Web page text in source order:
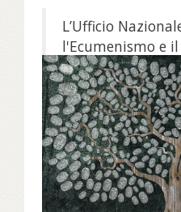
confronti.net...
L’Ufficio
l'Ecumenismo e
Interreligioso
Episcopale
insieme ai
Chiese cristiane
Amministrazione
del Patriarcato
Arcidiocesi
Malta del